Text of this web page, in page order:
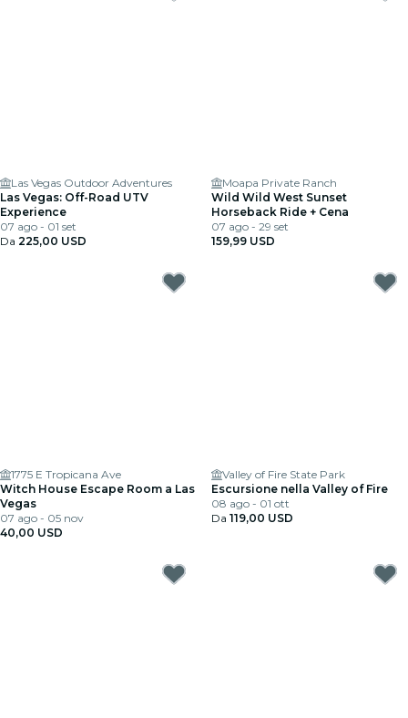
Las Vegas Outdoor Adventures
Las Vegas: Off-Road UTV
Experience
07 ago - 01 set
Da 225,00 USD
Moapa Private Ranch
Wild Wild West Sunset
Horseback Ride + Cena
07 ago - 29 set
159,99 USD
1775 E Tropicana Ave
Witch House Escape Room a Las
Vegas
07 ago - 05 nov
40,00 USD
Valley of Fire State Park
Escursione nella Valley of Fire
08 ago - 01 ott
Da 119,00 USD